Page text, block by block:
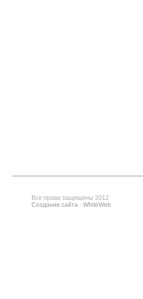
Все права защищены 2012
Создание сайта - WhiteWeb